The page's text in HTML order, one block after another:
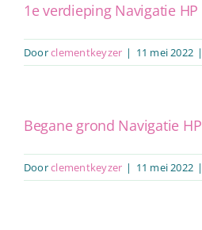
1e verdieping Navigatie HP
Doorclementkeyzer | 11 mei 2022 |
Begane grond Navigatie HP
Doorclementkeyzer | 11 mei 2022 |